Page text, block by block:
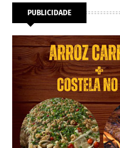
PUBLICIDADE